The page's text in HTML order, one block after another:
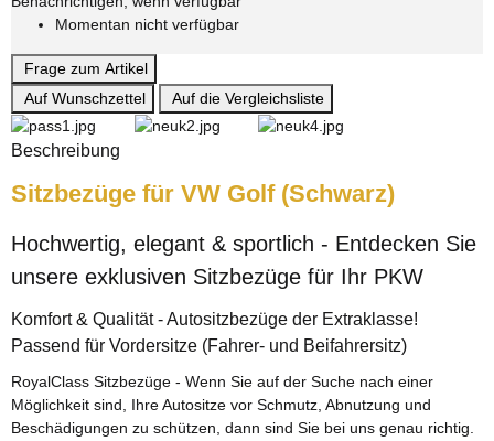
Momentan nicht verfügbar
Frage zum Artikel
Auf Wunschzettel
Auf die Vergleichsliste
Beschreibung
Sitzbezüge für VW Golf (Schwarz)
Hochwertig, elegant & sportlich - Entdecken Sie
unsere exklusiven Sitzbezüge für Ihr PKW
Komfort & Qualität - Autositzbezüge der Extraklasse!
Passend für Vordersitze (Fahrer- und Beifahrersitz)
RoyalClass Sitzbezüge - Wenn Sie auf der Suche nach einer
Möglichkeit sind, Ihre Autositze vor Schmutz, Abnutzung und
Beschädigungen zu schützen, dann sind Sie bei uns genau richtig.